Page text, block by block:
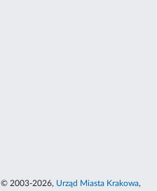
© 2003-2026, Urząd Miasta Krakowa,